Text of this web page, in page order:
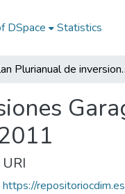
DSpace Statistics
Plan Plurianual de
URI
https://